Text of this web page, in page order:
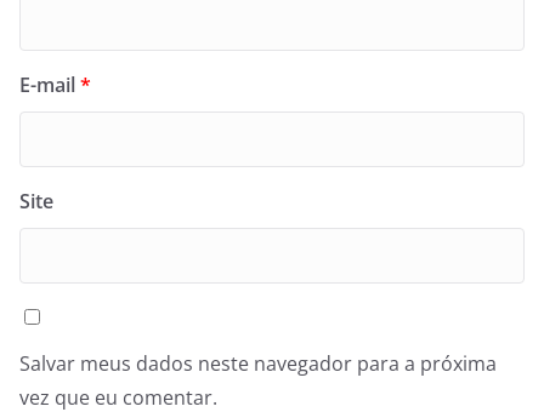
E-mail*
Site
Salvar meus dados neste navegador para a próxima
vez que eu comentar.